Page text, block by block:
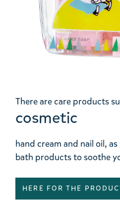
There are care products
cosmetic
hand cream and nail oil,
bath products to soothe
HERE FOR THE